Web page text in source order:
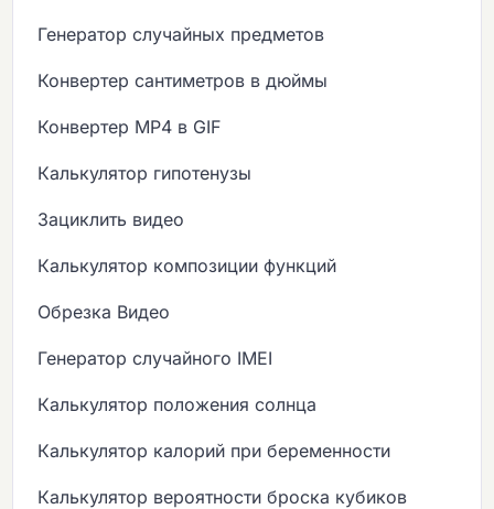
Генератор случайных предметов
Конвертер сантиметров в дюймы
Конвертер MP4 в GIF
Калькулятор гипотенузы
Зациклить видео
Калькулятор композиции функций
Обрезка Видео
Генератор случайного IMEI
Калькулятор положения солнца
Калькулятор калорий при беременности
Калькулятор вероятности броска кубиков